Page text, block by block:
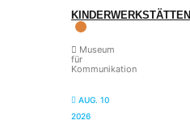
KINDERWERKSTÄTTEN
Museum
für
Kommunikation
AUG. 10
2026